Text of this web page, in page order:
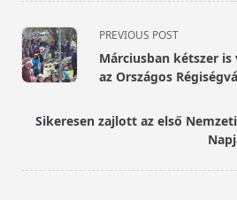
<span
class="nav-
subtitle
reader-
PREVIOUS POST
Márciusban kétszer
az Országos
Sikeresen zajlott az első